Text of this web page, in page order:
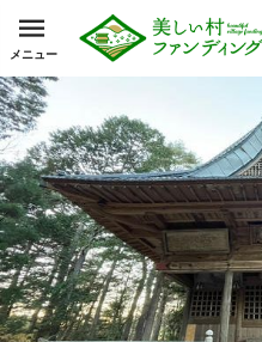
メニュー